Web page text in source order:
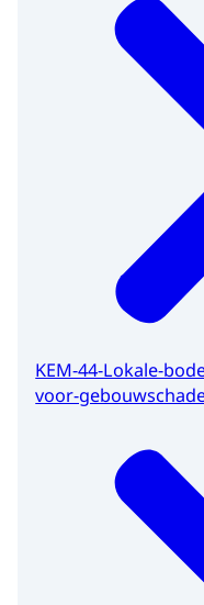
KEM-44-Lokale-
voor-